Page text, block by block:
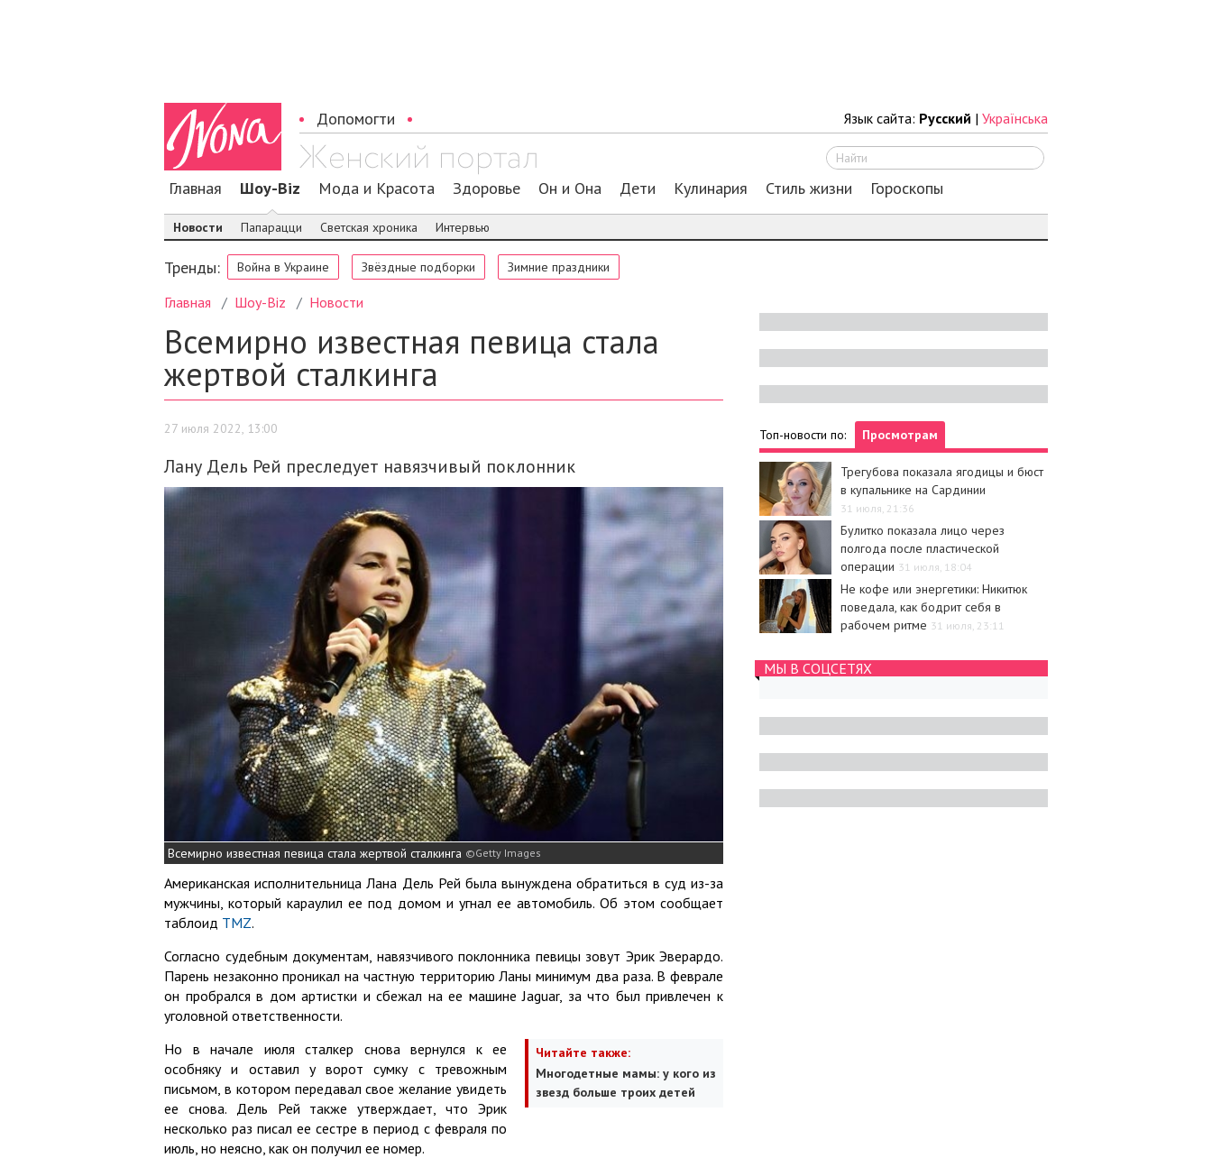
Допомогти Язык сайта: Русский | Українська
Главная Шоу-Biz Мода и Красота Здоровье Он и Она Дети Кулинария Стиль жизни Гороскопы
Новости Папарацци Светская хроника Интервью
Тренды: Война в Украине Звёздные подборки Зимние праздники
Главная Шоу-Biz Новости
Всемирно известная певица стала
жертвой сталкинга
27 июля 2022, 13:00
Лану Дель Рей преследует навязчивый поклонник
Всемирно известная певица стала жертвой сталкинга Getty Images
Американская исполнительница Лана Дель Рей была вынуждена обратиться в суд из-за
мужчины, который караулил ее под домом и угнал ее автомобиль. Об этом сообщает
таблоид TMZ.
Согласно судебным документам, навязчивого поклонника певицы зовут Эрик Эверардо.
Парень незаконно проникал на частную территорию Ланы минимум два раза. В феврале
он пробрался в дом артистки и сбежал на ее машине Jaguar, за что был привлечен к
уголовной ответственности.
Читайте также:
Многодетные мамы: у кого из
звезд больше троих детей
Но в начале июля сталкер снова вернулся к ее
особняку и оставил у ворот сумку с тревожным
письмом, в котором передавал свое желание увидеть
ее снова. Дель Рей также утверждает, что Эрик
несколько раз писал ее сестре в период с февраля по
июль, но неясно, как он получил ее номер.
Топ-новости по: Просмотрам
Трегубова показала ягодицы и бюст
в купальнике на Сардинии
31 июля, 21:36
Булитко показала лицо через
полгода после пластической
операции 31 июля, 18:04
Не кофе или энергетики: Никитюк
поведала, как бодрит себя в
рабочем ритме 31 июля, 23:11
МЫ В СОЦСЕТЯХ